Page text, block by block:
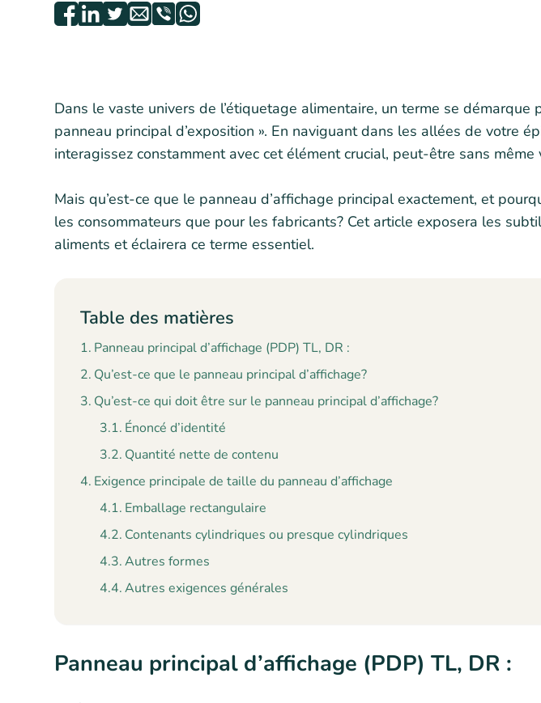
Dans le vaste univers de l’étiquetage alimentaire, un terme se démarque
panneau principal d’exposition ». En naviguant dans les allées de votre
interagissez constamment avec cet élément crucial, peut-être sans même
Mais qu’est-ce que le panneau d’affichage principal exactement, et
les consommateurs que pour les fabricants? Cet article exposera les
aliments et éclairera ce terme essentiel.
Table des matières
Panneau principal d’affichage (PDP) TL, DR :
Qu’est-ce que le panneau principal d’affichage?
Qu’est-ce qui doit être sur le panneau principal d’affichage?
Énoncé d’identité
Quantité nette de contenu
Exigence principale de taille du panneau d’affichage
Emballage rectangulaire
Contenants cylindriques ou presque cylindriques
Autres formes
Autres exigences générales
Panneau principal d’affichage (PDP) TL, DR :